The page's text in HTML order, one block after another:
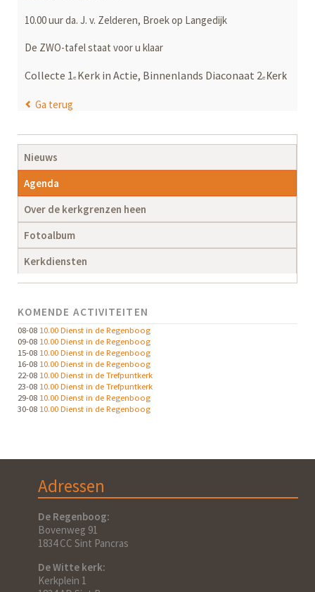
10.00 uur da. J. v. Zelderen, Broek op Langedijk
De ZWO-tafel staat voor u klaar
Collecte 1 e Kerk in Actie, Binnenlands Diaconaat 2e Kerk
Ga terug
Navigatie
overslaan
Nieuws
Agenda
Over de kerkgrenzen heen
Fotoalbum
Kerkdiensten
KOMENDE ACTIVITEITEN
08-08 10.00 Dienst in de Regenboog
09-08 10.00 Dienst in de Regenboog
15-08 10.00 Dienst in de Regenboog
16-08 10.00 Dienst in de Regenboog
22-08 10.00 Dienst in de Trefpuntkerk
23-08 10.00 Dienst in de Trefpuntkerk
29-08 10.00 Dienst in de Regenboog
30-08 10.00 Dienst in de Regenboog
Adressen
De Regenboog:
Bovenweg 91
1834 CC Sint Pancras
De Witte kerk:
Kerkplein 1